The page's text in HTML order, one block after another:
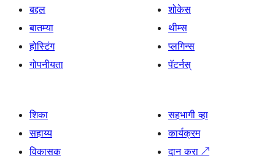
बद्दल
बातम्या
होस्टिंग
गोपनीयता
शोकेस
थीम्स
प्लगिन्स
पॅटर्नस्
शिका
सहाय्य
विकासक
सहभागी व्हा
कार्यक्रम
दान करा ↗